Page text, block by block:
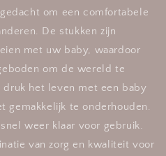
om een comfortabele
De stukken zijn
met uw baby, waardoor
om de wereld te
het leven met een baby
gemakkelijk te onderhouden.
weer klaar voor gebruik.
van zorg en kwaliteit voor